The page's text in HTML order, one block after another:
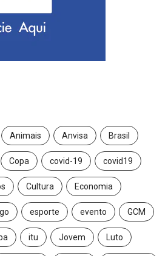
Animais Anvisa Brasil
Copa covid-19 covid19
Cultura Economia
esporte evento GCM
itu Jovem Luto